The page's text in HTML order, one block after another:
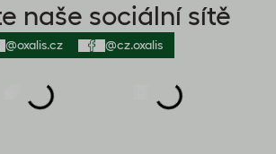
naše sociální sítě
@oxalis.cz @cz.oxalis